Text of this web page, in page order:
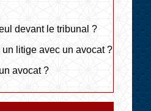
devant le tribunal ?
litige avec un avocat ?
avocat ?